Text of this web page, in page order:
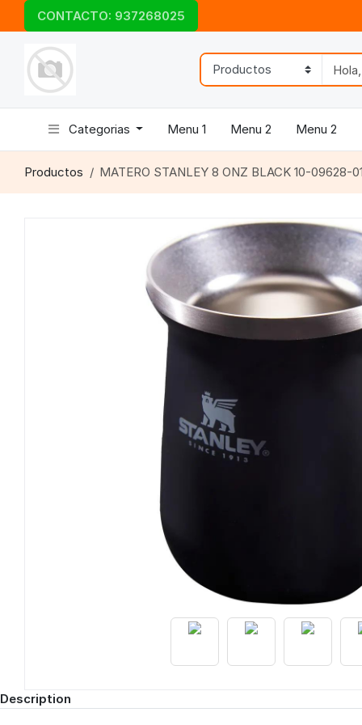
CONTACTO: 937268025
Categorias Menu 1 Menu 2 Menu 2
Productos MATERO STANLEY 8 ONZ BLACK 10-09628-
Description